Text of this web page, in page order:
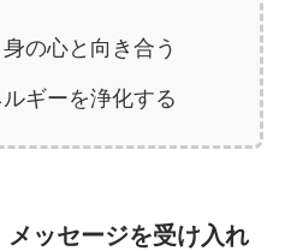
の心と向き合う
ギーを浄化する
ッセージを受け入れ